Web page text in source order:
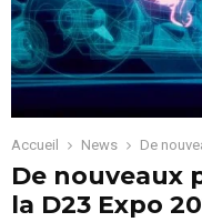
Accueil News De
De nouveaux
la D23 Expo